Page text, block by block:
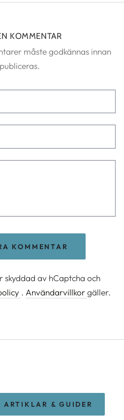
KOMMENTAR
måste godkännas innan
KOMMENTAR
skyddad av hCaptcha och
. Användarvillkorgäller.
& GUIDER